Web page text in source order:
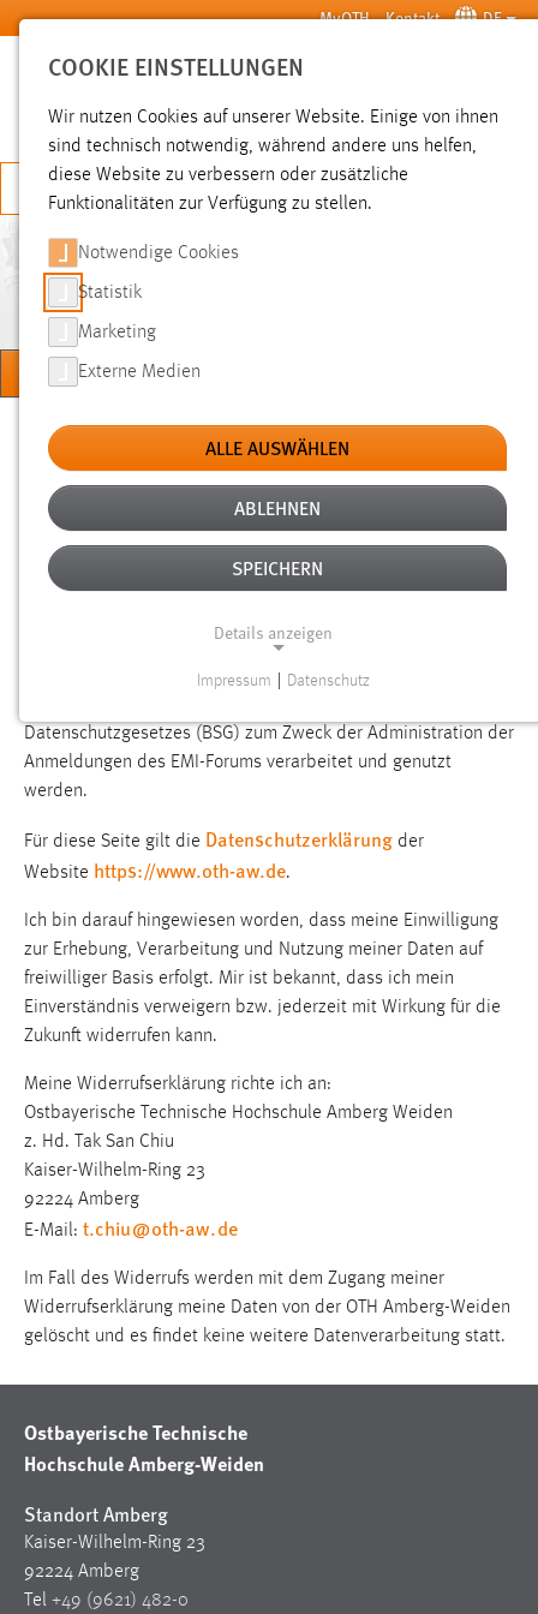
Zum Hauptinhalt springen MyOTH Kontakt DE
SUCHE
JETZT BEWERBEN
ELEKTROTECHNIK, MEDIEN
UND INFORMATIK
Sie sind hier:
Hochschule Fakultät EMI
DATENSCHUTZERKLÄRUNG ZUR EMI-
FORUM ANMELDUNG
Ich bin damit einverstanden, dass meine Daten von der
Ostbayerischen Technischen Hochschule (OTH) Amberg-
Datenschutzgesetzes (BSG) zum Zweck der Administration der
Anmeldungen des EMI-Forums verarbeitet und genutzt
werden.
Für diese Seite gilt die Datenschutzerklärung der
Website https://www.oth-aw.de.
Ich bin darauf hingewiesen worden, dass meine Einwilligung
zur Erhebung, Verarbeitung und Nutzung meiner Daten auf
freiwilliger Basis erfolgt. Mir ist bekannt, dass ich mein
Einverständnis verweigern bzw. jederzeit mit Wirkung für die
Zukunft widerrufen kann.
Meine Widerrufserklärung richte ich an:
Ostbayerische Technische Hochschule Amberg Weiden
z. Hd. Tak San Chiu
Kaiser-Wilhelm-Ring 23
92224 Amberg
E-Mail: t.chiu@oth-aw.de
Im Fall des Widerrufs werden mit dem Zugang meiner
Widerrufserklärung meine Daten von der OTH Amberg-Weiden
gelöscht und es findet keine weitere Datenverarbeitung statt.
Ostbayerische Technische
Hochschule Amberg-Weiden
Standort Amberg
Kaiser-Wilhelm-Ring 23
92224 Amberg
Tel +49 (9621) 482-0
COOKIE EINSTELLUNGEN
Wir nutzen Cookies auf unserer Website. Einige von ihnen
sind technisch notwendig, während andere uns helfen,
diese Website zu verbessern oder zusätzliche
Funktionalitäten zur Verfügung zu stellen.
Notwendige Cookies
Statistik
Marketing
Externe Medien
ALLE AUSWÄHLEN
ABLEHNEN
SPEICHERN
Details anzeigen
Notwendige Cookies ermöglichen grundlegende
Funktionen und sind für die einwandfreie Funktion der
Website erforderlich.
Einverständnis
cookie_consent
Zweck:
Dieser Cookie speichert die ausgewählten Einverständnis-
Optionen des Benutzers
Cookie Laufzeit:
Performance
Name:
staticfilecache
Zweck:
Für performante Seitenauslieferung wird in diesem Cookie
gespeichert, ob man eingeloggt ist.
Name:
site-language-preference
Zweck:
Das Cookie speichert die gewählte Sprache der Website.
Cookie Laufzeit:
Impressum Datenschutz